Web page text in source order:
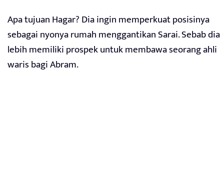
Apa tujuan Hagar? Dia ingin memperkuat posisinya
sebagai nyonya rumah menggantikan Sarai. Sebab dia
lebih memiliki prospek untuk membawa seorang ahli
waris bagi Abram.